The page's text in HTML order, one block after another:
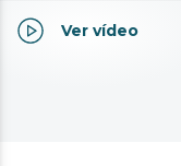
Ver vídeo